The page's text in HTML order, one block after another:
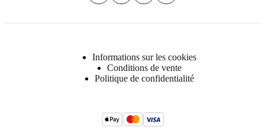
Informations sur les cookies
Conditions de vente
Politique de confidentialité